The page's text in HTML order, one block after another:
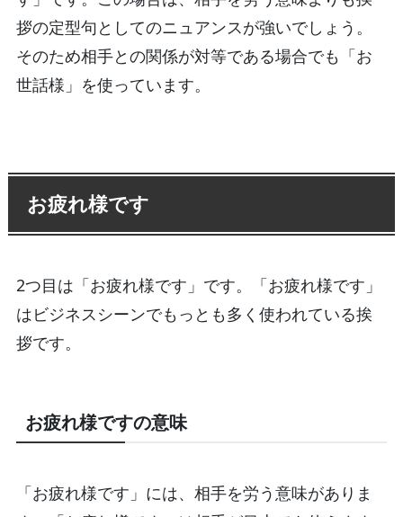
拶の定型句としてのニュアンスが強いでしょう。
そのため相手との関係が対等である場合でも「お
世話様」を使っています。
お疲れ様です
2つ目は「お疲れ様です」です。「お疲れ様です」
はビジネスシーンでもっとも多く使われている挨
拶です。
お疲れ様ですの意味
「お疲れ様です」には、相手を労う意味がありま